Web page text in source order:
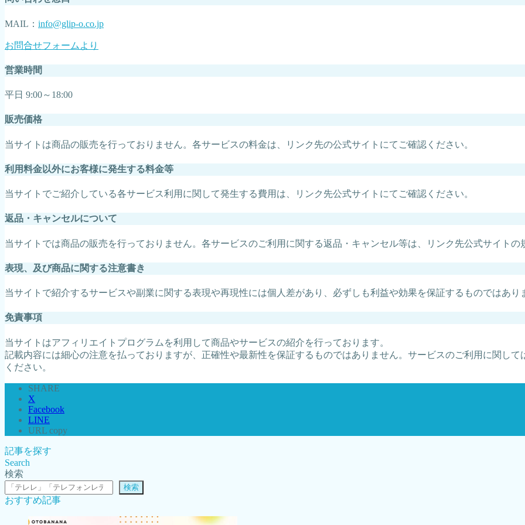
MAIL： info@glip-o.co.jp
お問合せフォームより
営業時間
平日 9:00～18:00
販売価格
当サイトは商品の販売を行っておりません。各サービスの料金は、リンク先の公式サイトにてご確認ください。
利用料金以外にお客様に発生する料金等
当サイトでご紹介している各サービス利用に関して発生する費用は、リンク先公式サイトにてご確認ください。
返品・キャンセルについて
当サイトでは商品の販売を行っておりません。各サービスのご利用に関する返品・キャンセル等は、リンク先公式サイトの
表現、及び商品に関する注意書き
当サイトで紹介するサービスや副業に関する表現や再現性には個人差があり、必ずしも利益や効果を保証するものではあり
免責事項
当サイトはアフィリエイトプログラムを利用して商品やサービスの紹介を行っております。
記載内容には細心の注意を払っておりますが、正確性や最新性を保証するものではありません。サービスのご利用に関し
ください。
SHARE
X
Facebook
LINE
URL copy
記事を探す
Search
検索
検索
おすすめ記事